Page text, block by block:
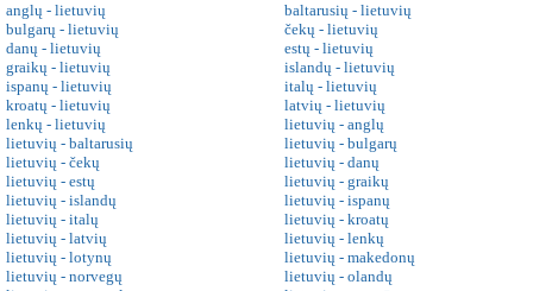
anglų - lietuvių
baltarusių - lietuvių
bulgarų - lietuvių
čekų - lietuvių
danų - lietuvių
estų - lietuvių
graikų - lietuvių
islandų - lietuvių
ispanų - lietuvių
italų - lietuvių
kroatų - lietuvių
latvių - lietuvių
lenkų - lietuvių
lietuvių - anglų
lietuvių - baltarusių
lietuvių - bulgarų
lietuvių - čekų
lietuvių - danų
lietuvių - estų
lietuvių - graikų
lietuvių - islandų
lietuvių - ispanų
lietuvių - italų
lietuvių - kroatų
lietuvių - latvių
lietuvių - lenkų
lietuvių - lotynų
lietuvių - makedonų
lietuvių - norvegų
lietuvių - olandų